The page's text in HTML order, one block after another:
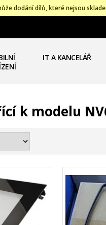
dodání dílů, které nejsou
IT A KANCELÁŘ
k modelu